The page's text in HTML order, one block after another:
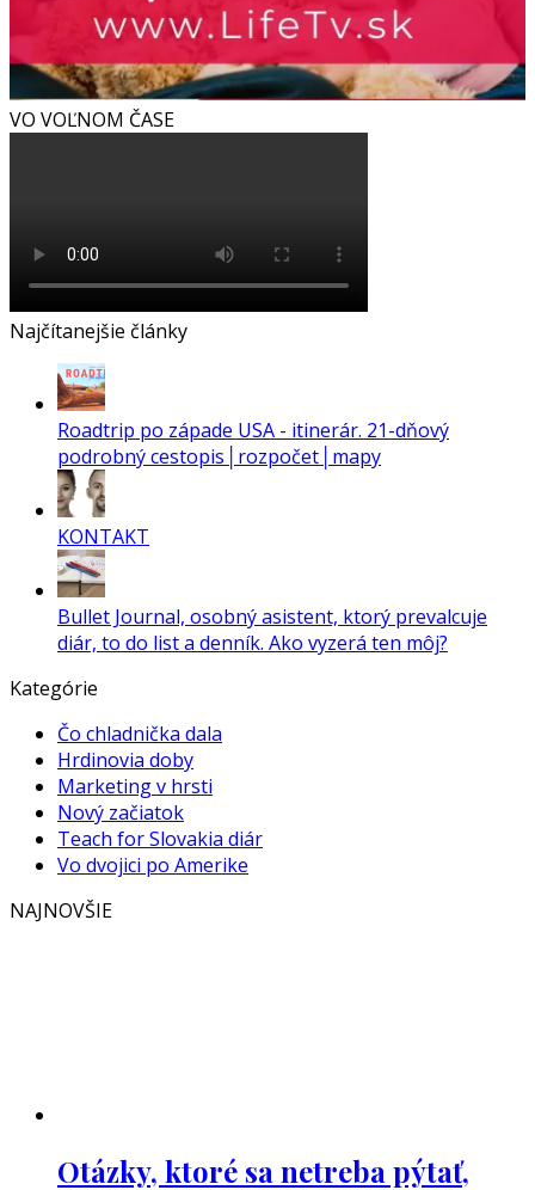
VO VOĽNOM ČASE
Najčítanejšie články
Roadtrip po západe USA - itinerár. 21-dňový
podrobný cestopis│rozpočet│mapy
KONTAKT
Bullet Journal, osobný asistent, ktorý prevalcuje
diár, to do list a denník. Ako vyzerá ten môj?
Kategórie
Čo chladnička dala
Hrdinovia doby
Marketing v hrsti
Nový začiatok
Teach for Slovakia diár
Vo dvojici po Amerike
NAJNOVŠIE
Otázky, ktoré sa netreba pýtať,